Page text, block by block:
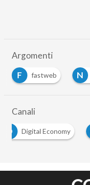
Argomenti
F
fastweb N
Canali
D
Digital Economy